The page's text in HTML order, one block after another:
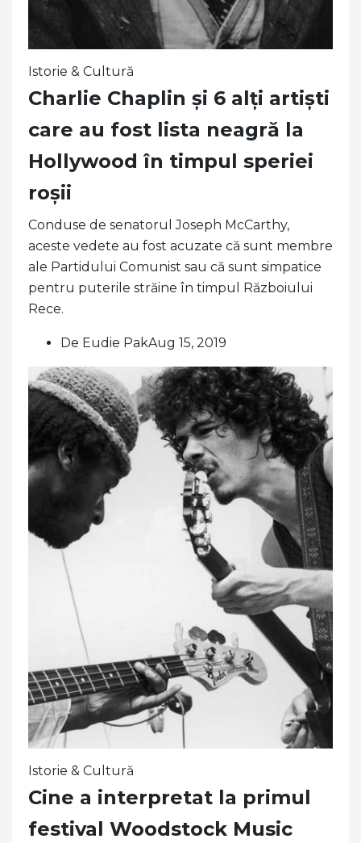
Istorie & Cultură
Charlie Chaplin și 6 alți artiști
care au fost lista neagră la
Hollywood în timpul speriei
roșii
Conduse de senatorul Joseph McCarthy,
aceste vedete au fost acuzate că sunt membre
ale Partidului Comunist sau că sunt simpatice
pentru puterile străine în timpul Războiului
Rece.
De Eudie PakAug 15, 2019
Istorie & Cultură
Cine a interpretat la primul
festival Woodstock Music